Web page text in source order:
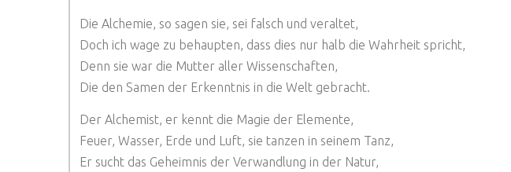
Die Alchemie, so sagen sie, sei falsch und veraltet,
Doch ich wage zu behaupten, dass dies nur halb die Wahrheit spricht,
Denn sie war die Mutter aller Wissenschaften,
Die den Samen der Erkenntnis in die Welt gebracht.
Der Alchemist, er kennt die Magie der Elemente,
Feuer, Wasser, Erde und Luft, sie tanzen in seinem Tanz,
Er sucht das Geheimnis der Verwandlung in der Natur,